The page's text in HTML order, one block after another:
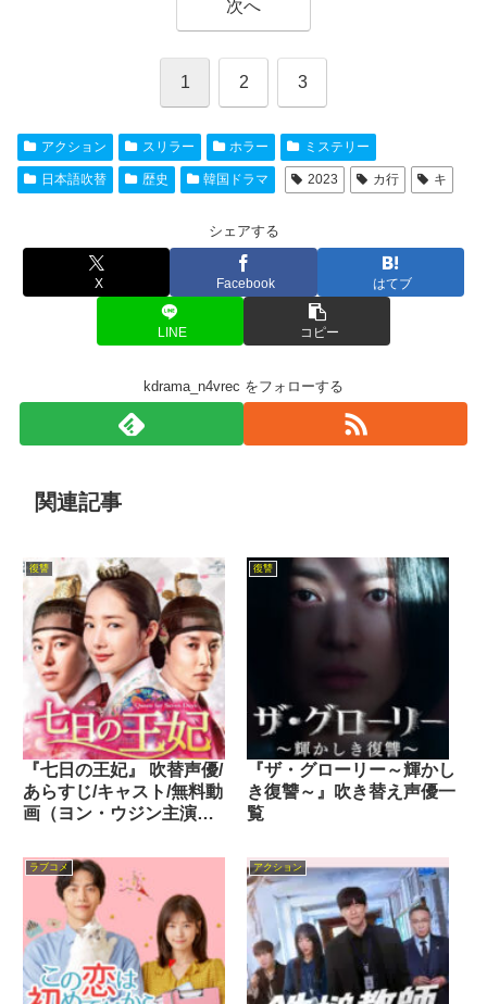
次へ
1 2 3
アクション スリラー ホラー ミステリー
日本語吹替 歴史 韓国ドラマ 2023 カ行 キ
シェアする
X Facebook はてブ
LINE コピー
kdrama_n4vrec をフォローする
関連記事
復讐
『七日の王妃』 吹替声優/
あらすじ/キャスト/無料動
画（ヨン・ウジン主演
復讐
『ザ・グローリー～輝かし
き復讐～』吹き替え声優一
覧
ラブコメ アクション